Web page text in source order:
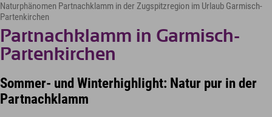
Naturphänomen Partnachklamm in der Zugspitzregion im Urlaub Garmisch-
Partenkirchen
Partnachklamm in Garmisch-
Partenkirchen
Sommer- und Winterhighlight: Natur pur in der
Partnachklamm